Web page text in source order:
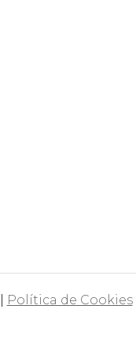
Política de Cookies|